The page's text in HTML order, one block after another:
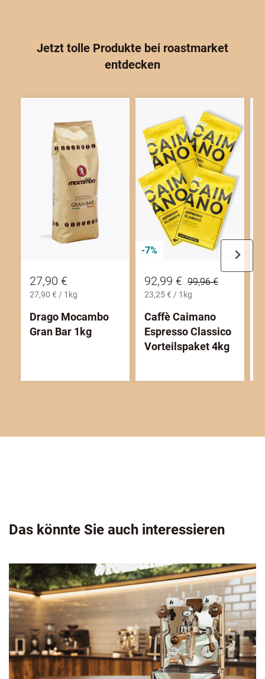
Jetzt tolle Produkte bei roastmarket
entdecken
27,90 €
27,90 € / 1kg
Drago Mocambo
Gran Bar 1kg
-7%
92,99 € 99,96 €
23,25 € / 1kg
Caffè Caimano
Espresso Classico
Vorteilspaket 4kg
Das könnte Sie auch interessieren